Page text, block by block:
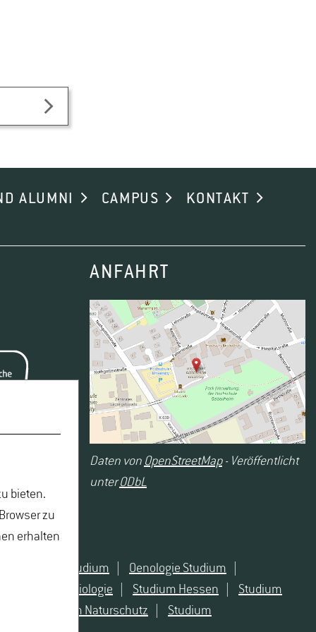
ALUMNI CAMPUS
KONTAKT
ANFAHRT
Daten von OpenStreetMap- Veröffentlicht
unterODbL
Naturschutz Studium Oenologie Studium
angewandte Biologie Studium Hessen
Studium
Studium Naturschutz
Studium
bieten.
zu
erhalten